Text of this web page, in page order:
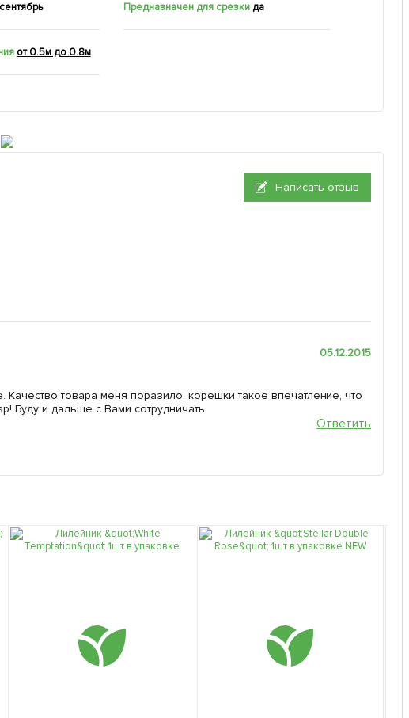
Предназначен для срезки да
от 0.5м до 0.8м
Написать отзыв
05.12.2015
Качество товара меня поразило, корешки такое впечатление, что
Буду и дальше с Вами сотрудничать.
Ответить